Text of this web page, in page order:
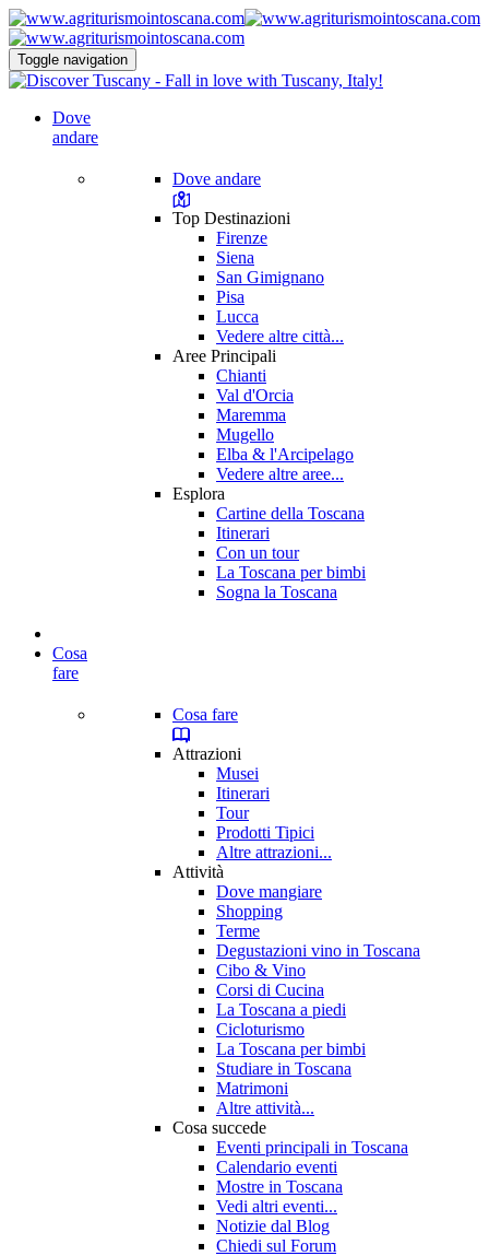
Toggle navigation
Dove
andare
Dove andare
Top Destinazioni
Firenze
Siena
San Gimignano
Pisa
Lucca
Vedere altre città...
Aree Principali
Chianti
Val d'Orcia
Maremma
Mugello
Elba & l'Arcipelago
Vedere altre aree...
Esplora
Cartine della Toscana
Itinerari
Con un tour
La Toscana per bimbi
Sogna la Toscana
Cosa
fare
Cosa fare
Attrazioni
Musei
Itinerari
Tour
Prodotti Tipici
Altre attrazioni...
Attività
Dove mangiare
Shopping
Terme
Degustazioni vino in Toscana
Cibo & Vino
Corsi di Cucina
La Toscana a piedi
Cicloturismo
La Toscana per bimbi
Studiare in Toscana
Matrimoni
Altre attività...
Cosa succede
Eventi principali in Toscana
Calendario eventi
Mostre in Toscana
Vedi altri eventi...
Notizie dal Blog
Chiedi sul Forum